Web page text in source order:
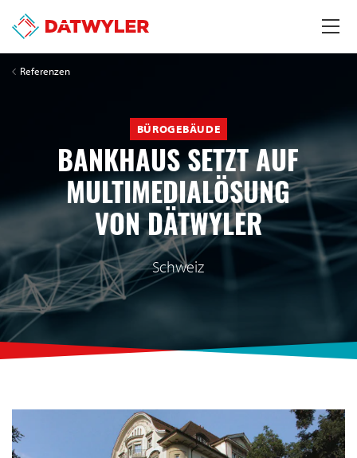
Referenzen
BÜROGEBÄUDE
BANKHAUS SETZT AUF
MULTIMEDIALÖSUNG
VON DÄTWYLER
Schweiz